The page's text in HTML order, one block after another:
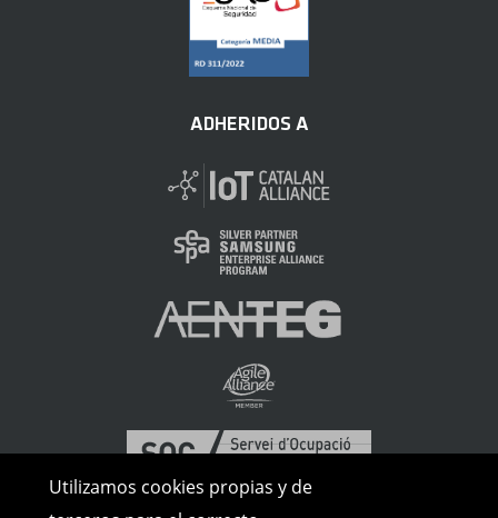
Utilizamos cookies propias y de
ADHERIDOS A